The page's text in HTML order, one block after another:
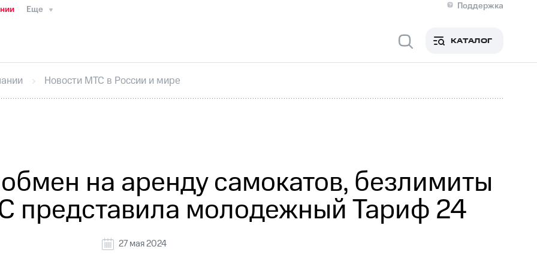
Еще
Поддержка
Медиа-центр
ИнтервьюФинансовая отчетностьКонтактыНовости в регионе
секретарьРаскрытие информации
кабинет акционераАкционерный капиталКонтроль и аудитРынок акций
КАТАЛОГ
Новости МТС в России и мире
на аренду самокатов, безлимиты
представила молодежный Тариф 24
27 мая 2024